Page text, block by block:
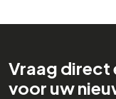
Vraag direct
voor uw